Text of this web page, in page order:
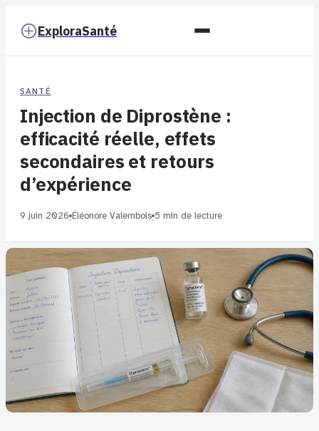
ExploraSanté
SANTÉ
Injection de Diprostène :
efficacité réelle, effets
secondaires et retours
d’expérience
9 juin 2026·Éléonore Valembois·5 min de lecture